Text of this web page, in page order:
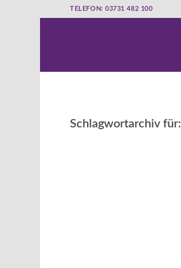
TELEFON: 03731 482 100
Schlagwortarchiv für: